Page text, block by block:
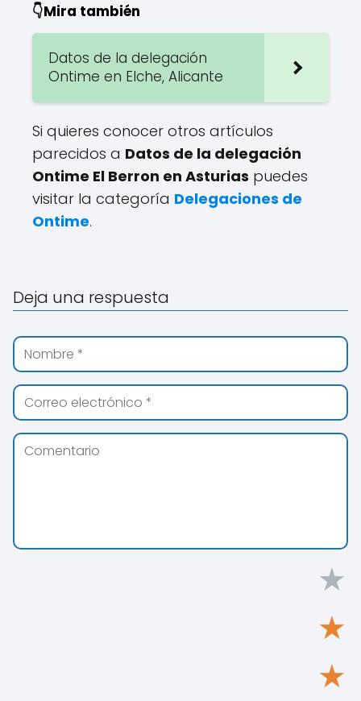
👇Mira también
Datos de la delegación
Ontime en Elche, Alicante
Si quieres conocer otros artículos
parecidos a Datos de la delegación
Ontime El Berron en Asturias puedes
visitar la categoría Delegaciones de
Ontime.
Deja una respuesta
★
★
★